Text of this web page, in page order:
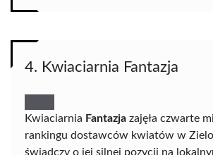
4. Kwiaciarnia Fantazja
Kwiaciarnia Fantazja zajęła czwarte
rankingu dostawców kwiatów w
świadczy o jej silnej pozycji na